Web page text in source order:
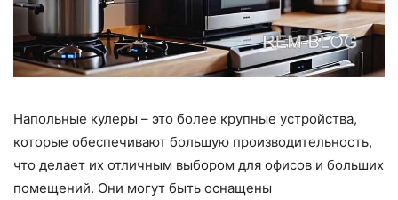
Напольные кулеры – это более крупные устройства,
которые обеспечивают большую производительность,
что делает их отличным выбором для офисов и больших
помещений. Они могут быть оснащены